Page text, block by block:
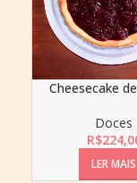
Cheesecake
Doces
R$
LER MAIS